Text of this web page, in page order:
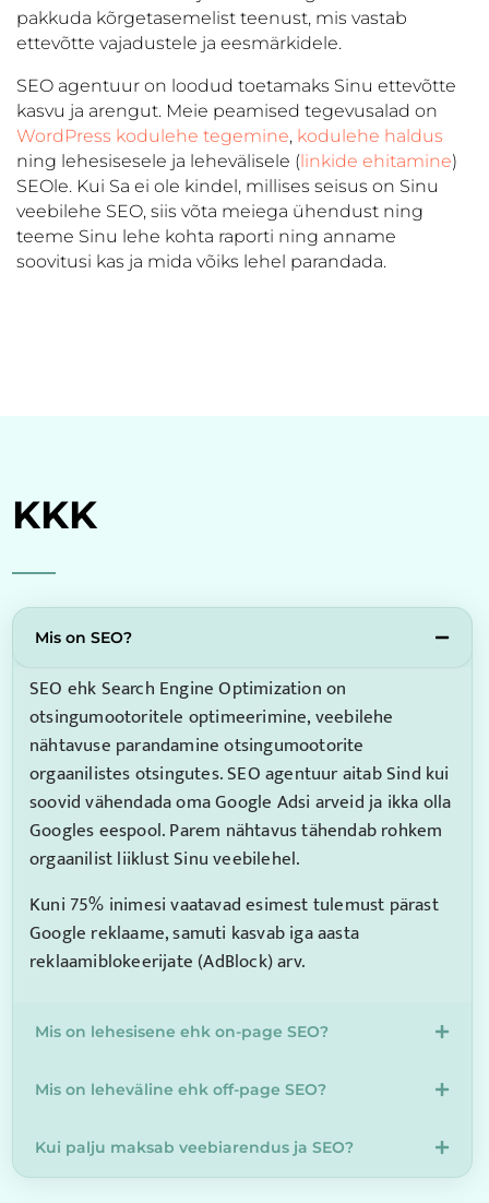
pakkuda kõrgetasemelist teenust, mis vastab
ettevõtte vajadustele ja eesmärkidele.
SEO agentuur on loodud toetamaks Sinu ettevõtte
kasvu ja arengut. Meie peamised tegevusalad on
WordPress kodulehe tegemine, kodulehe haldus
ning lehesisesele ja lehevälisele ( linkide ehitamine)
SEOle. Kui Sa ei ole kindel, millises seisus on Sinu
veebilehe SEO, siis võta meiega ühendust ning
teeme Sinu lehe kohta raporti ning anname
soovitusi kas ja mida võiks lehel parandada.
KKK
Mis on SEO?
SEO ehk Search Engine Optimization on
otsingumootoritele optimeerimine, veebilehe
nähtavuse parandamine otsingumootorite
orgaanilistes otsingutes. SEO agentuur aitab Sind kui
soovid vähendada oma Google Adsi arveid ja ikka olla
Googles eespool. Parem nähtavus tähendab rohkem
orgaanilist liiklust Sinu veebilehel.
Kuni 75% inimesi vaatavad esimest tulemust pärast
Google reklaame, samuti kasvab iga aasta
reklaamiblokeerijate (AdBlock) arv.
Mis on lehesisene ehk on-page SEO?
Mis on leheväline ehk off-page SEO?
Kui palju maksab veebiarendus ja SEO?